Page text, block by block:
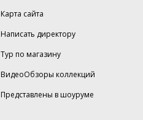
Карта сайта
Написать директору
Тур по магазину
ВидеоОбзоры коллекций
Представлены в шоуруме